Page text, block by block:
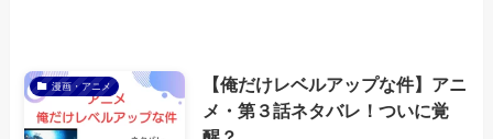
漫画・アニメ
【俺だけレベルアップな件】アニ
メ・第３話ネタバレ！ついに覚